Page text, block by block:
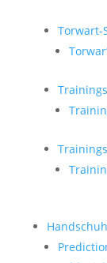
Torwart-